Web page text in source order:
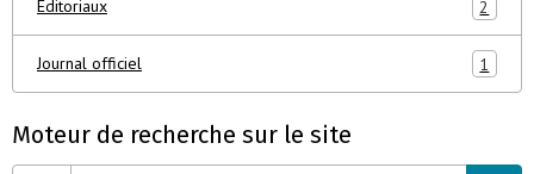
Editoriaux 2
Journal officiel 1
Moteur de recherche sur le site